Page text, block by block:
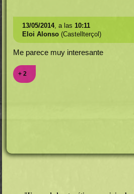
13/05/2014, a las 10:11
Eloi Alonso(Castellterçol)
Me parece muy interesante
+ 2